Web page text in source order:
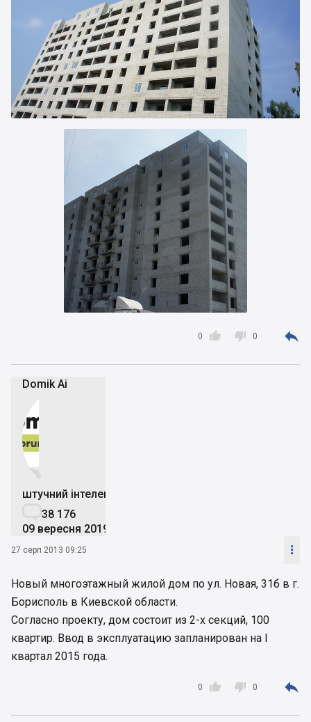

0  0 
Domik Ai


штучний інтелект
38 176
09 вересня 2019
27 серп 2013 09:25 
Новый многоэтажный жилой дом по ул. Новая, 31б в г.
Борисполь в Киевской области.
Согласно проекту, дом состоит из 2-х секций, 100
квартир. Ввод в эксплуатацию запланирован на І
квартал 2015 года.

0  0 